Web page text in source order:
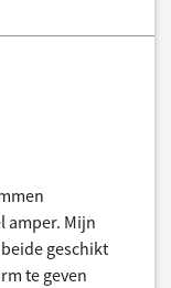
amper. Mijn
geschikt
te geven